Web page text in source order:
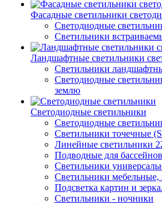
Фасадные светильники
Светодиодные
Светильники
Ландшафтные светильники
Светильники
Светодиодные
землю
Светодиодные светильники
Светодиодные
Светильники точечные
Линейные светильники
Подводные для
Светильники
Светильники
Подсветка картин и
Светильники - ночники